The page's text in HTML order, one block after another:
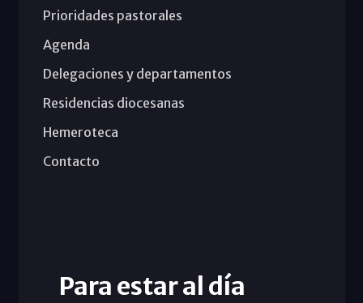
Prioridades pastorales
Agenda
Delegaciones y departamentos
Residencias diocesanas
Hemeroteca
Contacto
Para estar al día